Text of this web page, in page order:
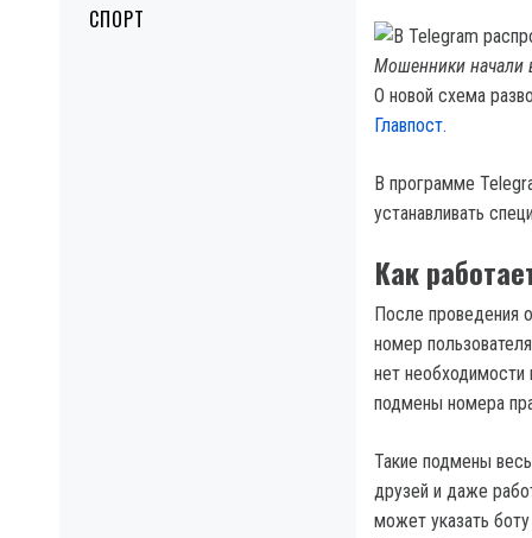
СПОРТ
Мошенники начали
О новой схема
Главпост.
В программе
устанавливать
Как
После проведения
номер
нет необходимости
подмены номера
Такие подмены
друзей и даже
может указать